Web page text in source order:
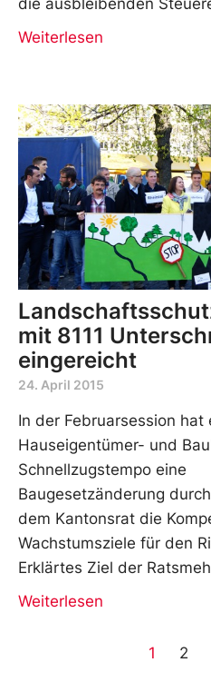
Weiterlesen
mit 8111
eingereicht
24. April 2015
In der Februarsession
Hauseigentümer- und
Schnellzugstempo eine
Baugesetzänderung
dem Kantonsrat die
Wachstumsziele für den
Erklärtes Ziel der
Weiterlesen
1 2